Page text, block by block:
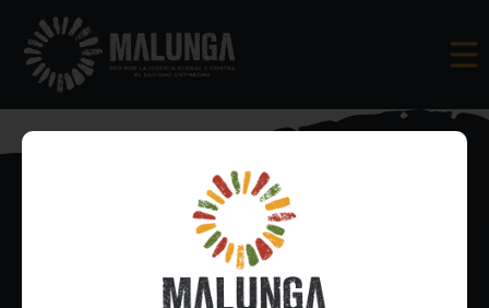
Inscríbete al boletín informativo